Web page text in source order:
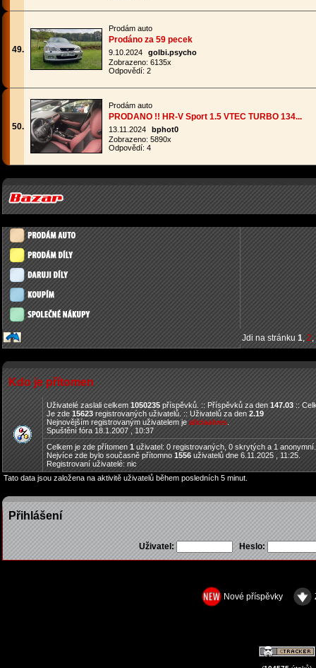
49.
Prodám auto
Prodáno za 59 pecek
9.10.2024
golbi.psycho
Zobrazeno: 6135x
Odpovědí: 2
50.
Prodám auto
PRODANO !! HR-V Sport 1.5 VTEC TURBO 134...
13.11.2024
bphot0
Zobrazeno: 5890x
Odpovědí: 4
Jdi na stránku 1, 2,
Kdo je přítomen
Uživatelé zaslali celkem1050235příspěvků. :: Příspěvků za den147.03::
Je zde15623 registrovaných uživatelů. :: Uživatelů za den2.19
Nejnovějším registrovaným uživatelem jealiciaalves
Spuštění fóra 18.1.2007 , 10:37
Celkem je zde přítomen 1 uživatel: 0 registrovaných, 0 skrytých a 1
Nejvíce zde bylo současně přítomno 1556 uživatelů dne 6.11.2025 , 11:25.
Registrovaní uživatelé: nic
Tato data jsou založena na aktivitě uživatelů během posledních 5 minut.
Přihlášení
Uživatel: Heslo:
Nové příspěvky